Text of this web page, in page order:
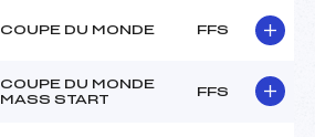
COUPE DU MONDE FFS
COUPE DU MONDE
MASS START
FFS